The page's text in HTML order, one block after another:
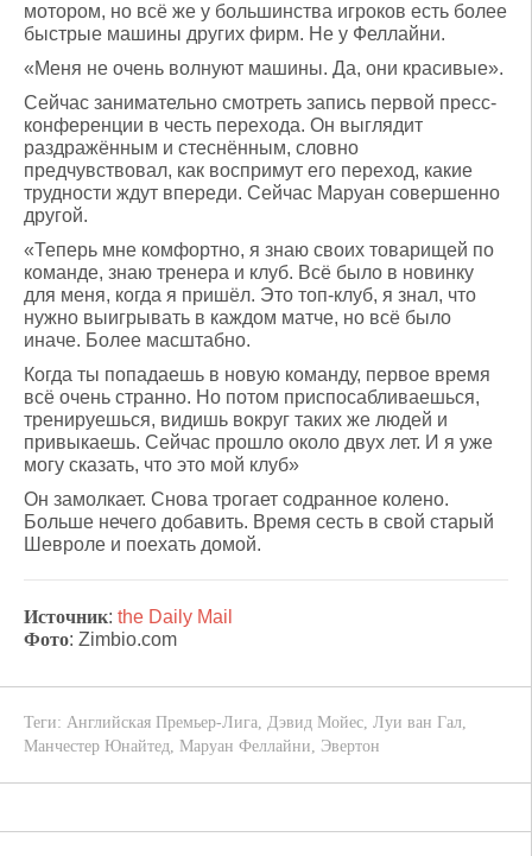
мотором, но всё же у большинства игроков есть более
быстрые машины других фирм. Не у Феллайни.
«Меня не очень волнуют машины. Да, они красивые».
Сейчас занимательно смотреть запись первой пресс-
конференции в честь перехода. Он выглядит
раздражённым и стеснённым, словно
предчувствовал, как воспримут его переход, какие
трудности ждут впереди. Сейчас Маруан совершенно
другой.
«Теперь мне комфортно, я знаю своих товарищей по
команде, знаю тренера и клуб. Всё было в новинку
для меня, когда я пришёл. Это топ-клуб, я знал, что
нужно выигрывать в каждом матче, но всё было
иначе. Более масштабно.
Когда ты попадаешь в новую команду, первое время
всё очень странно. Но потом приспосабливаешься,
тренируешься, видишь вокруг таких же людей и
привыкаешь. Сейчас прошло около двух лет. И я уже
могу сказать, что это мой клуб»
Он замолкает. Снова трогает содранное колено.
Больше нечего добавить. Время сесть в свой старый
Шевроле и поехать домой.
Источник: the Daily Mail
Фото: Zimbio.com
Теги: Английская Премьер-Лига, Дэвид Мойес, Луи ван Гал,
Манчестер Юнайтед, Маруан Феллайни, Эвертон